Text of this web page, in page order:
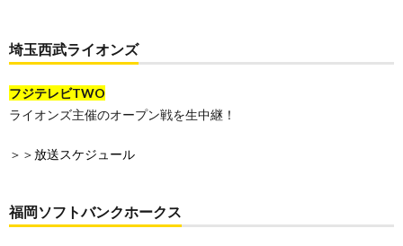
埼玉西武ライオンズ
フジテレビTWO
ライオンズ主催のオープン戦を生中継！
＞＞放送スケジュール
福岡ソフトバンクホークス